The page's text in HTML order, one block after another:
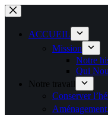
Passer
au
contenuACCUEIL
Mission
Notre
Qui
Notre travail
Conserver